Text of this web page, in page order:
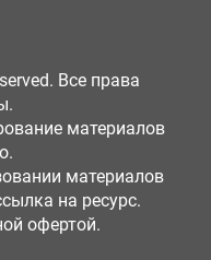
Все права
материалов
материалов
на ресурс.
офертой.